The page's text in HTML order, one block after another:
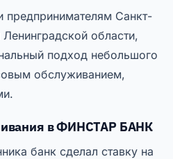
предпринимателям Санкт-
области,
подход небольшого
обслуживанием,
в ФИНСТАР БАНК
банк сделал ставку на